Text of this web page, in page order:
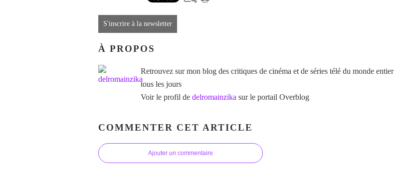
S'inscrire à la newsletter
À PROPOS
Retrouvez sur mon blog des critiques de cinéma et de séries télé du monde entier
tous les jours
Voir le profil de delromainzika sur le portail Overblog
COMMENTER CET ARTICLE
Ajouter un commentaire